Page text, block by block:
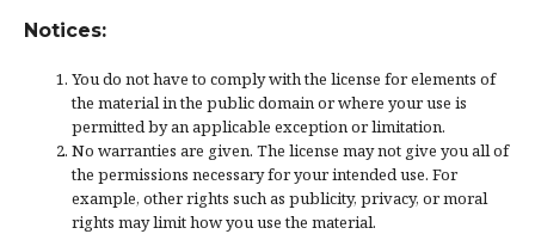
Notices:
You do not have to comply with the license for elements of
the material in the public domain or where your use is
permitted by an applicable exception or limitation.
No warranties are given. The license may not give you all of
the permissions necessary for your intended use. For
example, other rights such as publicity, privacy, or moral
rights may limit how you use the material.